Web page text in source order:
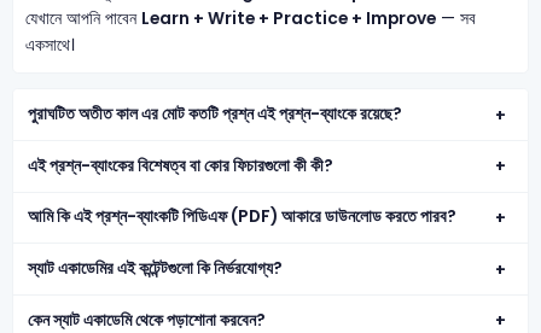
যেখানে আপনি পাবেন Learn + Write + Practice + Improve— সব
একসাথে।
পুরাঘটিত অতীত কাল এর মোট কতটি প্রশ্ন এই প্রশ্ন-ব্যাংকে রয়েছে?
এই প্রশ্ন-ব্যাংকের বিশেষত্ব বা কোর ফিচারগুলো কী কী?
আমি কি এই প্রশ্ন-ব্যাংকটি পিডিএফ (PDF) আকারে ডাউনলোড করতে পারব?
স্যাট একাডেমির এই কন্টেন্টগুলো কি নির্ভরযোগ্য?
কেন স্যাট একাডেমি থেকে পড়াশোনা করবেন?